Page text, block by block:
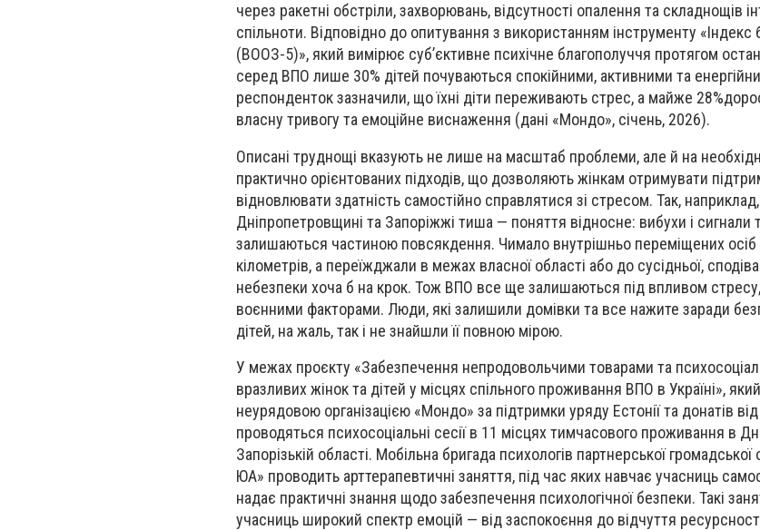
через ракетні обстріли, захворювань, відсутності опалення та складнощів
спільноти. Відповідно до опитування з використанням інструменту
(ВООЗ-5)», який вимірює суб’єктивне психічне благополуччя протягом
серед ВПО лише 30% дітей почуваються спокійними, активними та
респонденток зазначили, що їхні діти переживають стрес, а майже
власну тривогу та емоційне виснаження (дані «Мондо», січень, 2026).
Описані труднощі вказують не лише на масштаб проблеми, але й на
практично орієнтованих підходів, що дозволяють жінкам отримувати
відновлювати здатність самостійно справлятися зі стресом. Так,
Дніпропетровщині та Запоріжжі тиша — поняття відносне: вибухи і сигнали
залишаються частиною повсякдення. Чимало внутрішньо переміщених осіб
кілометрів, а переїжджали в межах власної області або до сусідньої,
небезпеки хоча б на крок. Тож ВПО все ще залишаються під впливом стресу,
воєнними факторами. Люди, які залишили домівки та все нажите заради
дітей, на жаль, так і не знайшли її повною мірою.
У межах проєкту «Забезпечення непродовольчими товарами та
вразливих жінок та дітей у місцях спільного проживання ВПО в Україні»,
неурядовою організацією «Мондо» за підтримки уряду Естонії та донатів
проводяться психосоціальні сесії в 11 місцях тимчасового проживання в
Запорізькій області. Мобільна бригада психологів партнерської громадської
ЮА» проводить арттерапевтичні заняття, під час яких навчає учасниць
надає практичні знання щодо забезпечення психологічної безпеки. Такі
учасниць широкий спектр емоцій — від заспокоєння до відчуття